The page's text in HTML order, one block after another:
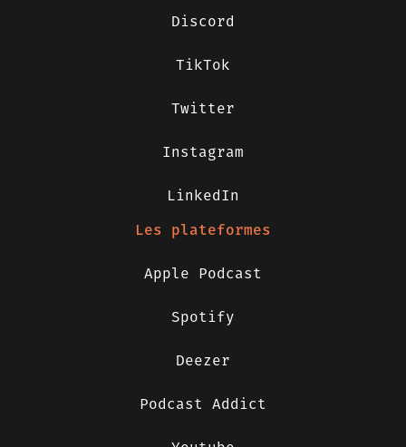
Discord
TikTok
Twitter
Instagram
LinkedIn
Les plateformes
Apple Podcast
Spotify
Deezer
Podcast Addict